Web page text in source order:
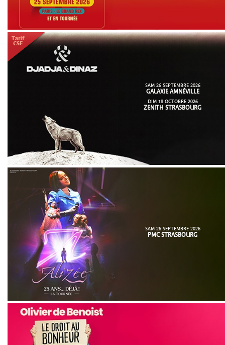
SAM 26 SEPTEMBRE 2026
GALAXIE AMNÉVILLE
DIM 18 OCTOBRE 2026
ZENITH STRASBOURG
SAM 26 SEPTEMBRE 2026
PMC STRASBOURG